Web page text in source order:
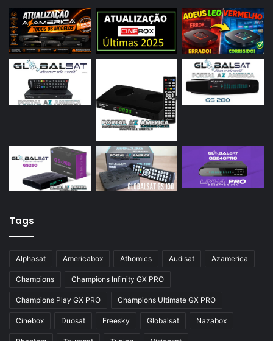
Tags
Alphasat Americabox Athomics Audisat Azamerica
Champions Champions Infinity GX PRO
Champions Play GX PRO Champions Ultimate GX PRO
Cinebox Duosat Freesky Globalsat Nazabox